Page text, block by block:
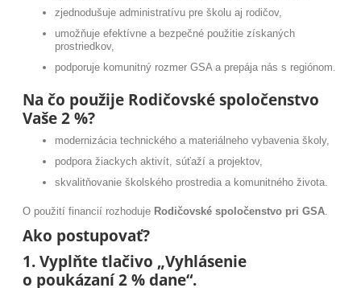
zjednodušuje administratívu pre školu aj rodičov,
umožňuje efektívne a bezpečné použitie získaných
prostriedkov,
podporuje komunitný rozmer GSA a prepája nás s regiónom.
Na čo použije Rodičovské spoločenstvo
Vaše 2 %?
modernizácia technického a materiálneho vybavenia školy,
podpora žiackych aktivít, súťaží a projektov,
skvalitňovanie školského prostredia a komunitného života.
O použití financií rozhoduje Rodičovské spoločenstvo pri GSA
Ako postupovať?
1. Vyplňte tlačivo „Vyhlásenie
o poukázaní 2 % dane“.